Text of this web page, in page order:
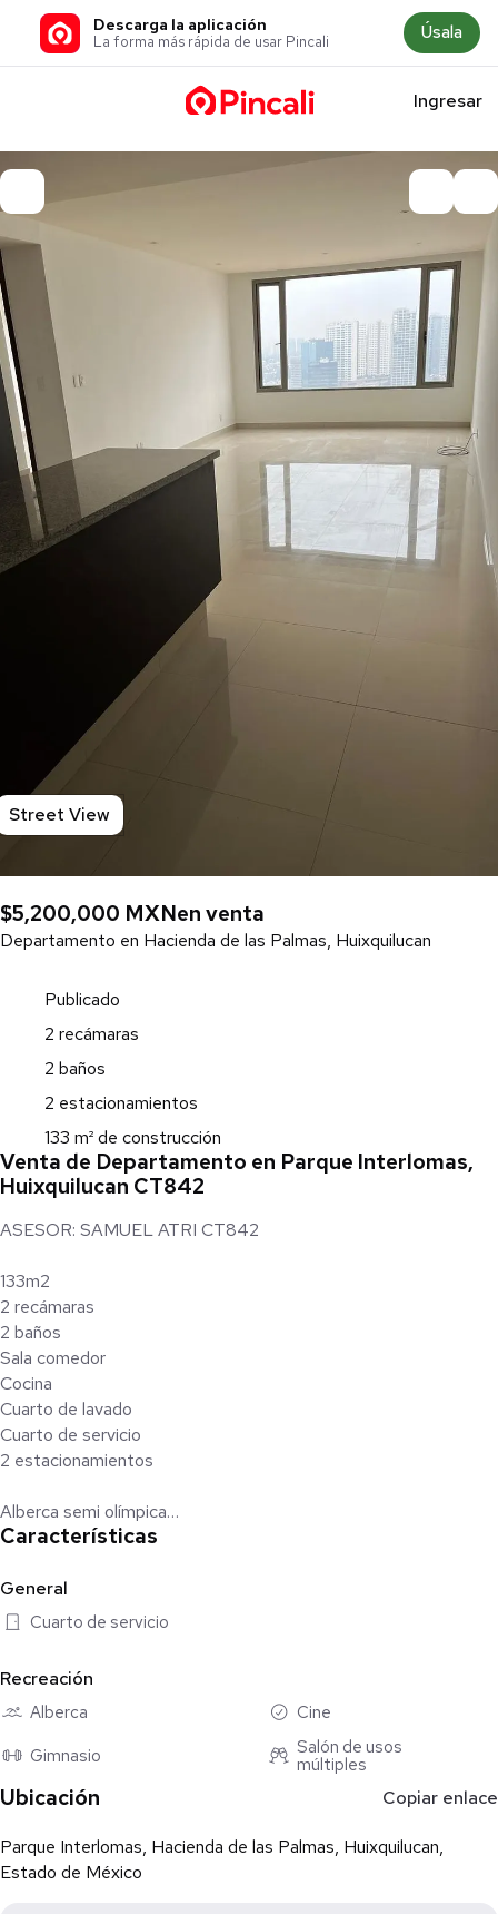
Descarga la aplicación
La forma más rápida de usar Pincali Úsala
Ingresar
Street View
$5,200,000 MXNen venta
Departamento en Hacienda de las Palmas, Huixquilucan
Publicado
2 recámaras
2 baños
2 estacionamientos
133 m² de construcción
Venta de Departamento en Parque Interlomas,
Huixquilucan CT842
ASESOR: SAMUEL ATRI CT842
133m2
2 recámaras
2 baños
Sala comedor
Cocina
Cuarto de lavado
Cuarto de servicio
2 estacionamientos
Alberca semi olímpica
Gimnasio
Sala de juntas y reuniones
Áreas verdes
Spa
Seguridad 24hrs
$5,200,000
Características
General
Cuarto de servicio
Recreación
Alberca
Cine
Gimnasio
Salón de usos
múltiples
Ubicación Copiar enlace
Parque Interlomas, Hacienda de las Palmas, Huixquilucan,
Estado de México